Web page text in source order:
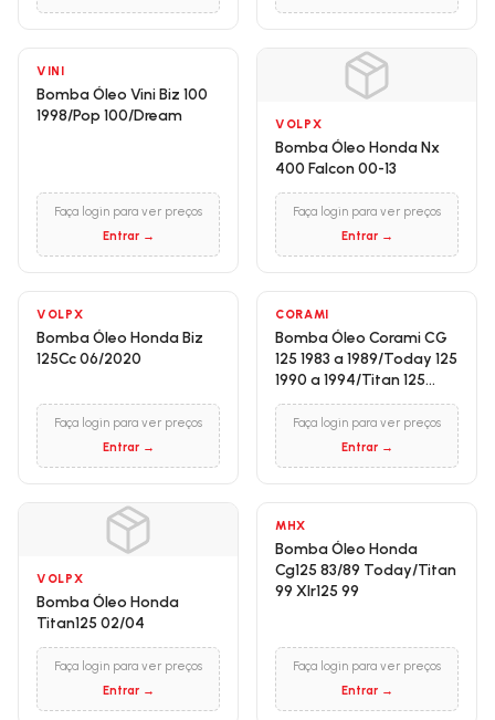
VINI
Bomba Óleo Vini Biz 100
1998/Pop 100/Dream
Faça login para ver preços
Entrar →
VOLPX
Bomba Óleo Honda Nx
400 Falcon 00-13
Faça login para ver preços
Entrar →
VOLPX
Bomba Óleo Honda Biz
125Cc 06/2020
Faça login para ver preços
Entrar →
CORAMI
Bomba Óleo Corami CG
125 1983 a 1989/Today 125
1990 a 1994/Titan 125
1995 a 1999/XLR 125 1996
a 2002
Faça login para ver preços
Entrar →
VOLPX
Bomba Óleo Honda
Titan125 02/04
Faça login para ver preços
Entrar →
MHX
Bomba Óleo Honda
Cg125 83/89 Today/Titan
99 Xlr125 99
Faça login para ver preços
Entrar →